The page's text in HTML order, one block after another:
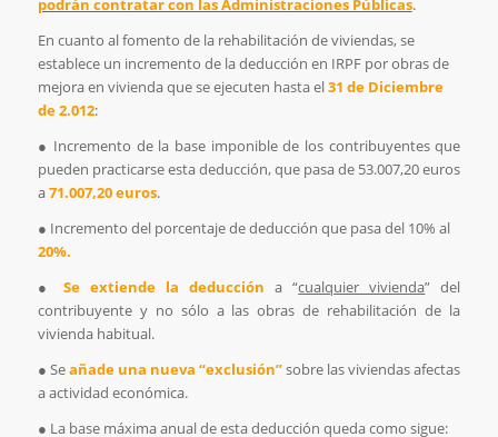
podrán contratar con las Administraciones Públicas.
En cuanto al fomento de la rehabilitación de viviendas, se
establece un incremento de la deducción en IRPF por obras de
mejora en vivienda que se ejecuten hasta el31 de Diciembre
de 2.012:
● Incremento de la base imponible de los contribuyentes que
pueden practicarse esta deducción, que pasa de 53.007,20 euros
a71.007,20 euros.
● Incremento del porcentaje de deducción que pasa del 10% al
20%.
● Se extiende la deducción a “cualquier vivienda” del
contribuyente y no sólo a las obras de rehabilitación de la
vivienda habitual.
● Seañade una nueva “exclusión”sobre las viviendas afectas
a actividad económica.
● La base máxima anual de esta deducción queda como sigue: